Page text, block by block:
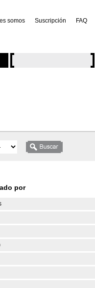
somos Suscripción FAQ
por